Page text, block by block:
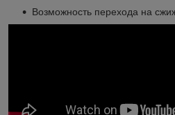
Возможность перехода на